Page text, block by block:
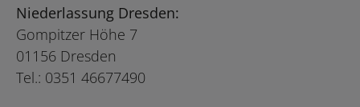
Niederlassung Dresden:
Gompitzer Höhe 7
01156 Dresden
Tel.: 0351 46677490